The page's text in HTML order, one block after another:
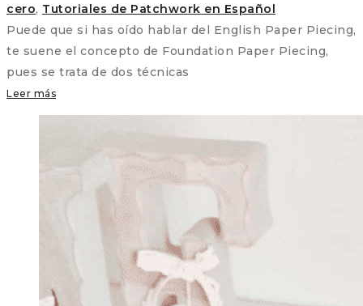
cero, Tutoriales de Patchwork en Español
Puede que si has oído hablar del English Paper Piecing,
te suene el concepto de Foundation Paper Piecing,
pues se trata de dos técnicas
Leer más